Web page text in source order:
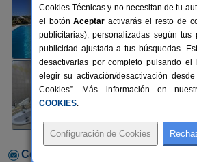
Contactar con el alojamiento
Cookies Técnicas y no necesitan de tu
el botónAceptar activarás el resto de
publicitarias), personalizadas según tus
publicidad ajustada a tus búsquedas.
desactivarlas por completo pulsando el
elegir su activación/desactivación desde
Cookies”. Más información en
COOKIES.